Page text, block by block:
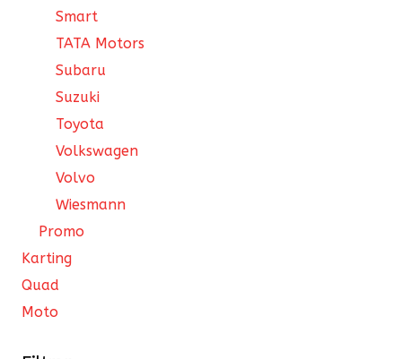
Smart
TATA Motors
Subaru
Suzuki
Toyota
Volkswagen
Volvo
Wiesmann
Promo
Karting
Quad
Moto